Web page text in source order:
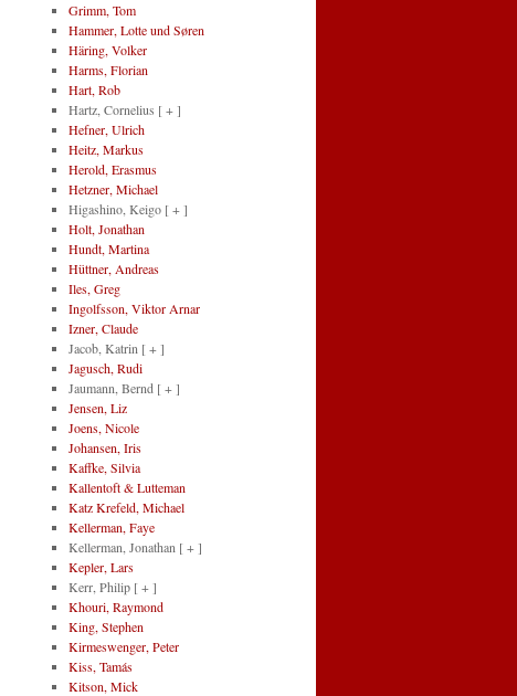
Grimm, Tom
Hammer, Lotte und Søren
Häring, Volker
Harms, Florian
Hart, Rob
Hartz, Cornelius [ + ]
Hefner, Ulrich
Heitz, Markus
Herold, Erasmus
Hetzner, Michael
Higashino, Keigo [ + ]
Holt, Jonathan
Hundt, Martina
Hüttner, Andreas
Iles, Greg
Ingolfsson, Viktor Arnar
Izner, Claude
Jacob, Katrin [ + ]
Jagusch, Rudi
Jaumann, Bernd [ + ]
Jensen, Liz
Joens, Nicole
Johansen, Iris
Kaffke, Silvia
Kallentoft & Lutteman
Katz Krefeld, Michael
Kellerman, Faye
Kellerman, Jonathan [ + ]
Kepler, Lars
Kerr, Philip [ + ]
Khouri, Raymond
King, Stephen
Kirmeswenger, Peter
Kiss, Tamás
Kitson, Mick